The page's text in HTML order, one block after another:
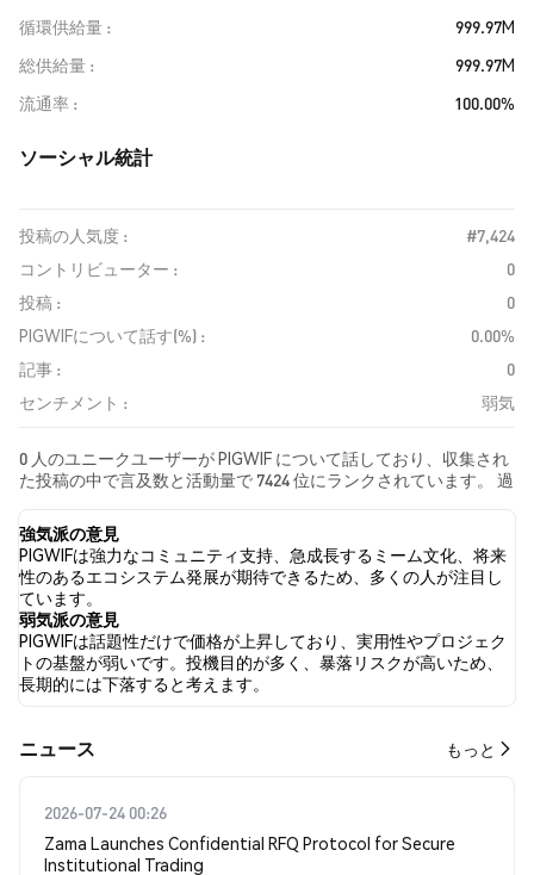
循環供給量
999.97M
総供給量
999.97M
流通率
100.00%
ソーシャル統計
投稿の人気度 :
#7,424
コントリビューター :
0
投稿 :
0
PIGWIFについて話す(%) :
0.00%
記事 :
0
センチメント :
弱気
0 人のユニークユーザーが PIGWIF について話しており、収集され
た投稿の中で言及数と活動量で 7424 位にランクされています。 過
情は 弱気 でした。 最後に、PIGWIF に関するニュース記事が 0 件
公開されました。 Twitterでは、NaN% のツイートが強気の感情
を示し、NaN% のツイートが弱気の感情を示しました。 NaN% の
ツイートは PIGWIF に対して中立的でした。 これらの感情分析は 0
件のツイートに基づいています。
強気派の意見
PIGWIFは強力なコミュニティ支持、急成長するミーム文化、将来
性のあるエコシステム発展が期待できるため、多くの人が注目し
ています。
弱気派の意見
PIGWIFは話題性だけで価格が上昇しており、実用性やプロジェク
トの基盤が弱いです。投機目的が多く、暴落リスクが高いため、
長期的には下落すると考えます。
​​ニュース​​ もっと
2026-07-24 00:26
Zama Launches Confidential RFQ Protocol for Secure
Institutional Trading